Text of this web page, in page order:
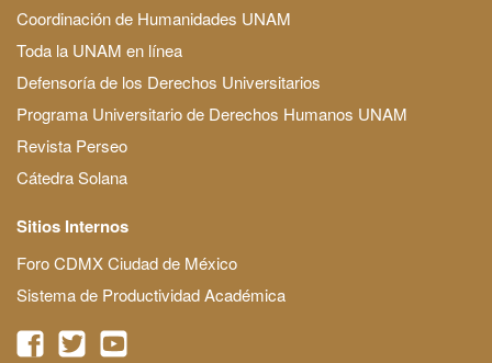
Coordinación de Humanidades UNAM
Toda la UNAM en línea
Defensoría de los Derechos Universitarios
Programa Universitario de Derechos Humanos UNAM
Revista Perseo
Cátedra Solana
Sitios Internos
Foro CDMX Ciudad de México
Sistema de Productividad Académica